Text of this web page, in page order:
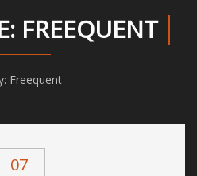
FREEQUENT
Freequent
07